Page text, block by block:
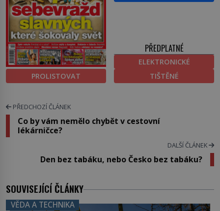
PROLISTOVAT
PŘEDPLATNÉ
ELEKTRONICKÉ
TIŠTĚNÉ
PŘEDCHOZÍ ČLÁNEK
Co by vám nemělo chybět v cestovní
lékárničce?
DALŠÍ ČLÁNEK
Den bez tabáku, nebo Česko bez tabáku?
SOUVISEJÍCÍ ČLÁNKY
VĚDA A TECHNIKA